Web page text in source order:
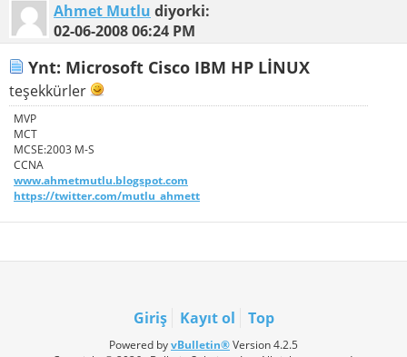
Ahmet Mutlu diyorki:
02-06-200806:24 PM
Ynt: Microsoft Cisco IBM HP LİNUX
teşekkürler
MVP
MCT
MCSE:2003 M-S
CCNA
www.ahmetmutlu.blogspot.com
https://twitter.com/mutlu_ahmett
Giriş Kayıt ol Top
Powered byvBulletin®Version 4.2.5